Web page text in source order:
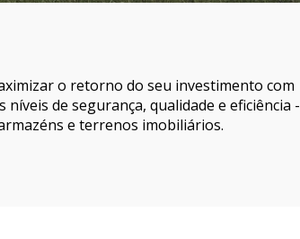
o retorno do seu investimento com
de segurança, qualidade e eficiência -
e terrenos imobiliários.